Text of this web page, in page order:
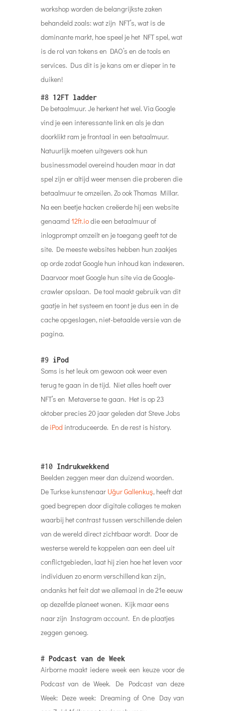
workshop worden de belangrijkste zaken
behandeld zoals: wat zijn NFT’s, wat is de
dominante markt, hoe speel je het NFT spel, wat
is de rol van tokens en DAO’s en de tools en
services. Dus dit is je kans om er dieper in te
duiken!
#8 12FT ladder
De betaalmuur. Je herkent het wel. Via Google
vind je een interessante link en als je dan
doorklikt ram je frontaal in een betaalmuur.
Natuurlijk moeten uitgevers ook hun
businessmodel overeind houden maar in dat
spel zijn er altijd weer mensen die proberen die
betaalmuur te omzeilen. Zo ook Thomas Millar.
Na een beetje hacken creëerde hij een website
genaamd 12ft.iodie een betaalmuur of
inlogprompt omzeilt en je toegang geeft tot de
site. De meeste websites hebben hun zaakjes
op orde zodat Google hun inhoud kan indexeren.
Daarvoor moet Google hun site via de Google-
crawler opslaan. De tool maakt gebruik van dit
gaatje in het systeem en toont je dus een in de
cache opgeslagen, niet-betaalde versie van de
pagina.
#9 iPod
Soms is het leuk om gewoon ook weer even
terug te gaan in de tijd. Niet alles hoeft over
NFT’s en Metaverse te gaan. Het is op 23
oktober precies 20 jaar geleden dat Steve Jobs
de iPod introduceerde. En de rest is history.
#10 Indrukwekkend
Beelden zeggen meer dan duizend woorden.
De Turkse kunstenaar Uğur Gallenkuş, heeft dat
goed begrepen door digitale collages te maken
waarbij het contrast tussen verschillende delen
van de wereld direct zichtbaar wordt. Door de
westerse wereld te koppelen aan een deel uit
conflictgebieden, laat hij zien hoe het leven voor
individuen zo enorm verschillend kan zijn,
ondanks het feit dat we allemaal in de 21e eeuw
op dezelfde planeet wonen. Kijk maar eens
naar zijn Instagram account. En de plaatjes
zeggen genoeg.
# Podcast van de Week
Airborne maakt iedere week een keuze voor de
Podcast van de Week. De Podcast van deze
Week: Deze week: Dreaming of One Day van